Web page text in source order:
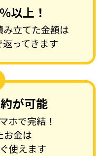
以上！
立てた金額は
ってきます
が可能
ホで完結！
お金は
使えます